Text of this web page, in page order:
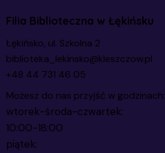
Filia Biblioteczna w Łękińsku
Łękińsko, ul. Szkolna 2
biblioteka_lekinsko@kleszczow.pl
+48 44 731 46 05
Możesz do nas przyjść w godzinach:
wtorek-środa-czwartek:
10:00-18:00
piątek: